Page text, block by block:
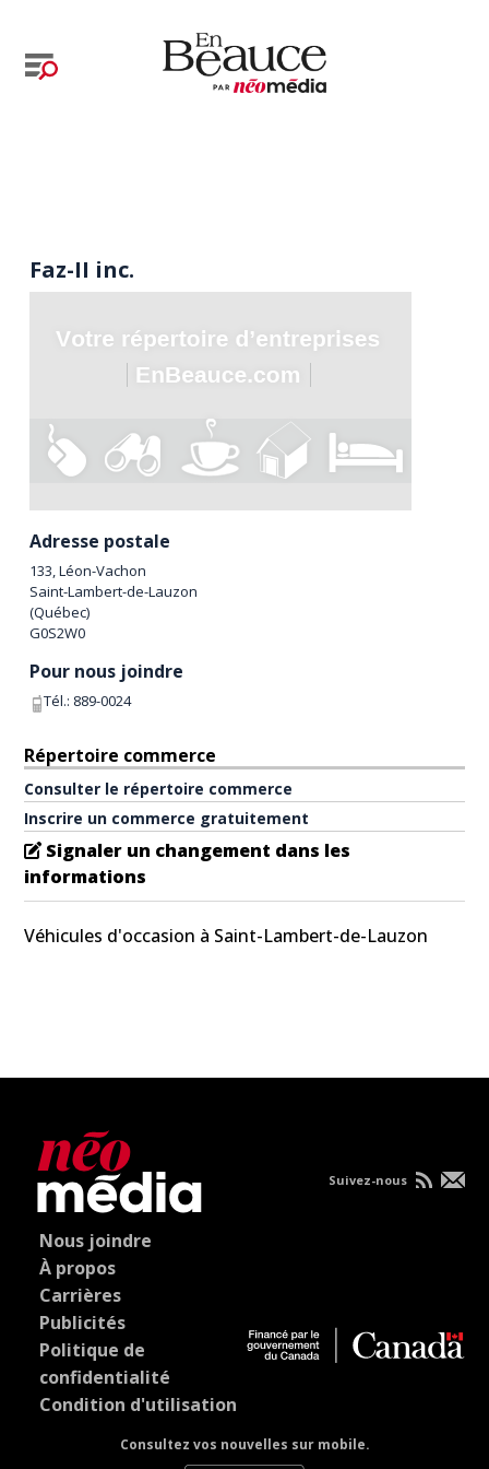
Faz-II inc.
Adresse postale
133, Léon-Vachon
Saint-Lambert-de-Lauzon
(Québec)
G0S2W0
Pour nous joindre
Tél.: 889-0024
Répertoire commerce
Consulter le répertoire commerce
Inscrire un commerce gratuitement
Signaler un changement dans les
informations
Véhicules d'occasion à Saint-Lambert-de-Lauzon
Nous joindre
À propos
Carrières
Publicités
Politique de
confidentialité
Condition d'utilisation
Consultez vos nouvelles sur mobile.
Suivez-nous